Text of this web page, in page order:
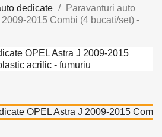
dedicate
Paravanturi auto
2015 Combi (4 bucati/set) -